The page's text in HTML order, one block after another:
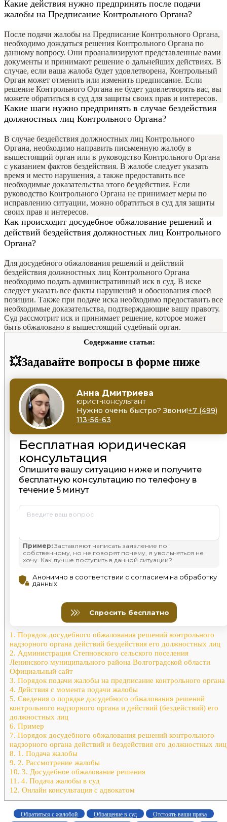
Какие действия нужно предпринять после подачи
жалобы на Предписание Контрольного Органа?
После подачи жалобы на Предписание Контрольного Органа,
необходимо дождаться решения Контрольного Органа по
данному вопросу. Они проанализируют представленные вами
документы и принимают решение о дальнейших действиях. В
случае, если ваша жалоба будет удовлетворена, Контрольный
Орган может отменить или изменить предписание. Если
решение Контрольного Органа не будет удовлетворять вас, вы
можете обратиться в суд для защиты своих прав и интересов.
Какие шаги нужно предпринять в случае бездействия
должностных лиц Контрольного Органа?
В случае бездействия должностных лиц Контрольного
Органа, необходимо направить письменную жалобу в
вышестоящий орган или в руководство Контрольного Органа
с указанием фактов бездействия. В жалобе следует указать
время и место нарушения, а также предоставить все
необходимые доказательства этого бездействия. Если
руководство Контрольного Органа не принимает меры по
исправлению ситуации, можно обратиться в суд для защиты
своих прав и интересов.
Как происходит досудебное обжалование решений и
действий бездействия должностных лиц Контрольного
Органа?
Для досудебного обжалования решений и действий
бездействия должностных лиц Контрольного Органа
необходимо подать административный иск в суд. В иске
следует указать все факты нарушений и обоснования своей
позиции. Также при подаче иска необходимо предоставить все
необходимые доказательства, подтверждающие вашу правоту.
Суд рассмотрит иск и принимает решение, которое может
быть обжаловано в вышестоящий судебный орган.
Содержание статьи:
💥Задавайте вопросы в форме ниже
1. Порядок досудебного обжалования решений контрольного
надзорного органа действий бездействия его должностных лиц
2. Администрация Степновского сельского поселения
Ленинского муниципального района Волгоградской области
Официальный сайт
3. Порядок подачи жалобы на предписание контрольного органа
4. Действия с момента подачи жалобы
5. Сведения о порядке досудебного обжалования решений
контрольного надзорного органа и действий (бездействий) его
должностных лиц
6. Пример
7. Порядок досудебного обжалования решений контрольного
надзорного органа действий и бездействия его должностных лиц
8. 1. Подача жалобы
9. 2. Рассмотрение жалобы
10. 3. Досудебное обжалование решения
11. 4. Подача жалобы в суд
12. Онлайн консультация с адвокатом
Обратиться с жалобой Обращение в суд
Отстоять ваши права